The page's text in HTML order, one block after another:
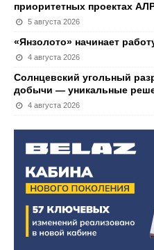
приоритетных проектах
5 августа 2026
«Янзолото» начинает
4 августа 2026
Солнцевский угольный
добычи — уникальные
4 августа 2026